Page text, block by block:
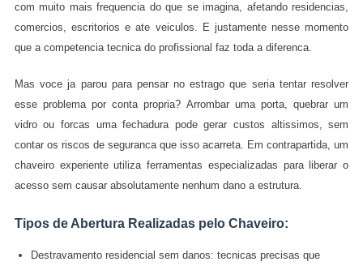
com muito mais frequencia do que se imagina, afetando residencias,
comercios, escritorios e ate veiculos. E justamente nesse momento
que a competencia tecnica do profissional faz toda a diferenca.
Mas voce ja parou para pensar no estrago que seria tentar resolver
esse problema por conta propria? Arrombar uma porta, quebrar um
vidro ou forcas uma fechadura pode gerar custos altissimos, sem
contar os riscos de seguranca que isso acarreta. Em contrapartida, um
chaveiro experiente utiliza ferramentas especializadas para liberar o
acesso sem causar absolutamente nenhum dano a estrutura.
Tipos de Abertura Realizadas pelo Chaveiro:
Destravamento residencial sem danos: tecnicas precisas que